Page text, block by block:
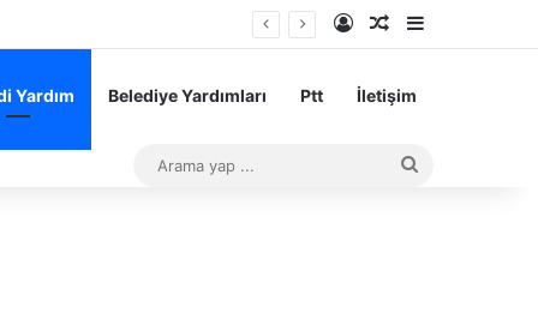
Kayıt OlRastgele Makale
Yardım Belediye Yardımları Ptt İletişim